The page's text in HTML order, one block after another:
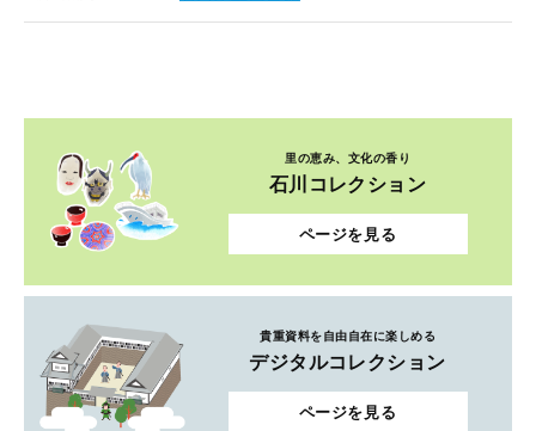
里の恵み、文化の香り
石川コレクション
ページを見る
貴重資料を自由自在に楽しめる
デジタルコレクション
ページを見る